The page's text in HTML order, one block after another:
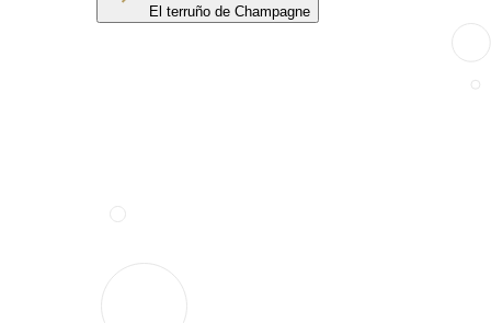
El terruño de Champagne